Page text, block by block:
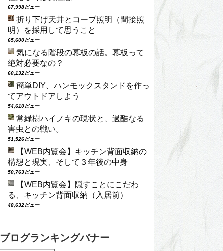
67,998ビュー
折り下げ天井とコーブ照明（間接照
明）を採用して思うこと
65,600ビュー
気になる階段の幕板の話。幕板って
絶対必要なの？
60,132ビュー
簡単DIY、ハンモックスタンドを作っ
てアウトドアしよう
54,610ビュー
常緑樹ハイノキの現状と、過酷なる
害虫との戦い。
51,526ビュー
【WEB内覧会】キッチン背面収納の
構想と現実、そして３年後の中身
50,763ビュー
【WEB内覧会】隠すことにこだわ
る、キッチン背面収納（入居前）
48,632ビュー
ブログランキングバナー